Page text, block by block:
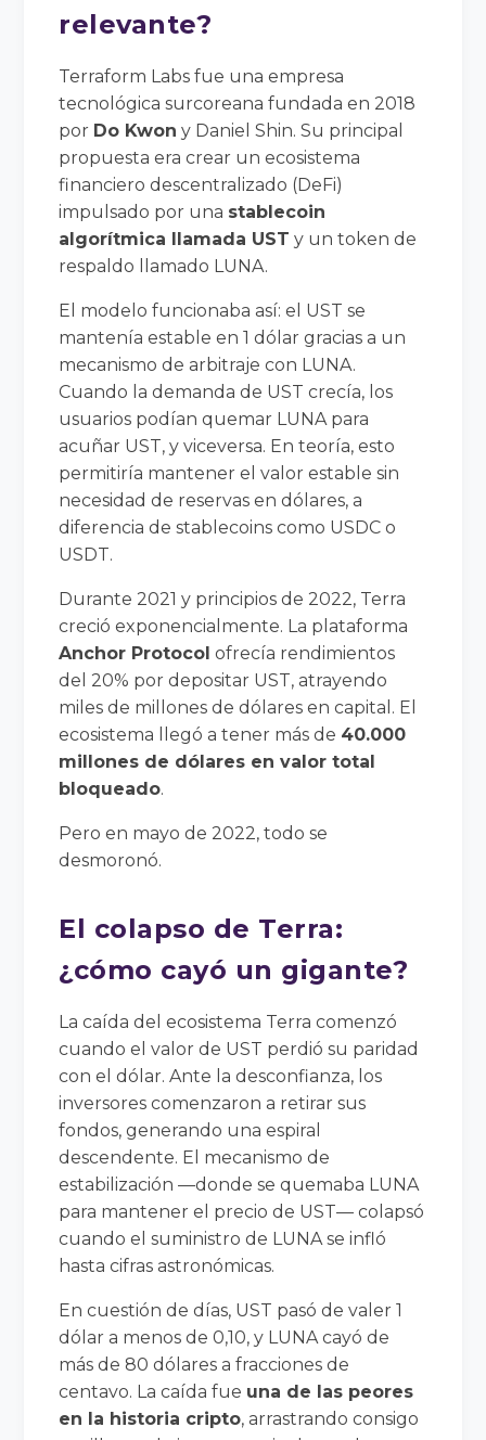
relevante?
Terraform Labs fue una empresa
tecnológica surcoreana fundada en 2018
por Do Kwon y Daniel Shin. Su principal
propuesta era crear un ecosistema
financiero descentralizado (DeFi)
impulsado por una stablecoin
algorítmica llamada UST y un token de
respaldo llamado LUNA.
El modelo funcionaba así: el UST se
mantenía estable en 1 dólar gracias a un
mecanismo de arbitraje con LUNA.
Cuando la demanda de UST crecía, los
usuarios podían quemar LUNA para
acuñar UST, y viceversa. En teoría, esto
permitiría mantener el valor estable sin
necesidad de reservas en dólares, a
diferencia de stablecoins como USDC o
USDT.
Durante 2021 y principios de 2022, Terra
creció exponencialmente. La plataforma
Anchor Protocol ofrecía rendimientos
del 20% por depositar UST, atrayendo
miles de millones de dólares en capital. El
ecosistema llegó a tener más de 40.000
millones de dólares en valor total
bloqueado.
Pero en mayo de 2022, todo se
desmoronó.
El colapso de Terra:
¿cómo cayó un gigante?
La caída del ecosistema Terra comenzó
cuando el valor de UST perdió su paridad
con el dólar. Ante la desconfianza, los
inversores comenzaron a retirar sus
fondos, generando una espiral
descendente. El mecanismo de
estabilización —donde se quemaba LUNA
para mantener el precio de UST— colapsó
cuando el suministro de LUNA se infló
hasta cifras astronómicas.
En cuestión de días, UST pasó de valer 1
dólar a menos de 0,10, y LUNA cayó de
más de 80 dólares a fracciones de
centavo. La caída fue una de las peores
en la historia cripto, arrastrando consigo